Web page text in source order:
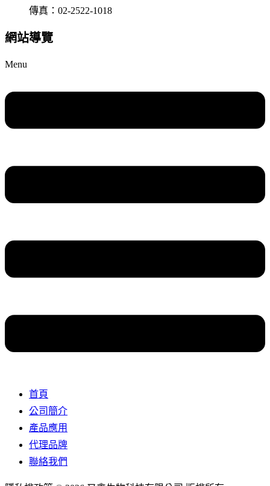
傳真：02-2522-1018
網站導覽
Menu
首頁
公司簡介
產品應用
代理品牌
聯絡我們